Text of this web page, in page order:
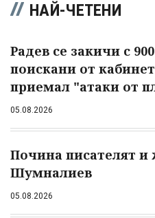
НАЙ-ЧЕТЕНИ
Радев се закичи с
поискани от
приемал "атаки от
05.08.2026
Почина писателят
Шумналиев
05.08.2026